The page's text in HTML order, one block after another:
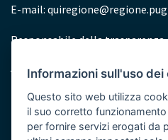
E-mail:
Redazione
Responsabile della trasparenza
Accessibilità
Informazioni sull'uso dei
Questo sito web utilizza
il suo corretto
per fornire servizi erogati da